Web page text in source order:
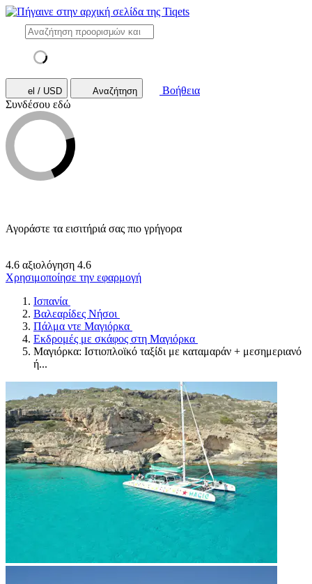
el / USD Αναζήτηση
Βοήθεια
Συνδέσου εδώ
Αγοράστε τα εισιτήριά σας πιο γρήγορα
4.6 αξιολόγηση 4.6
Χρησιμοποίησε την εφαρμογή
Ισπανία
Βαλεαρίδες Νήσοι
Πάλμα ντε Μαγιόρκα
Εκδρομές με σκάφος στη Μαγιόρκα
Μαγιόρκα: Ιστιοπλοϊκό ταξίδι με καταμαράν + μεσημεριανό
ή...